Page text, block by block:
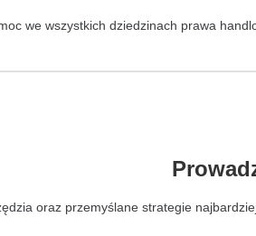
we wszystkich dziedzinach prawa
oraz przemyślane strategie